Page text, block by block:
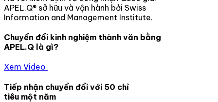
APEL.Q® sở hữu và vận hành bởi Swiss
Information and Management Institute.
Chuyển đổi kinh nghiệm thành văn bằng
APEL.Q là gì?
Xem Video
Tiếp nhận chuyển đổi với 50 chỉ
tiêu một năm